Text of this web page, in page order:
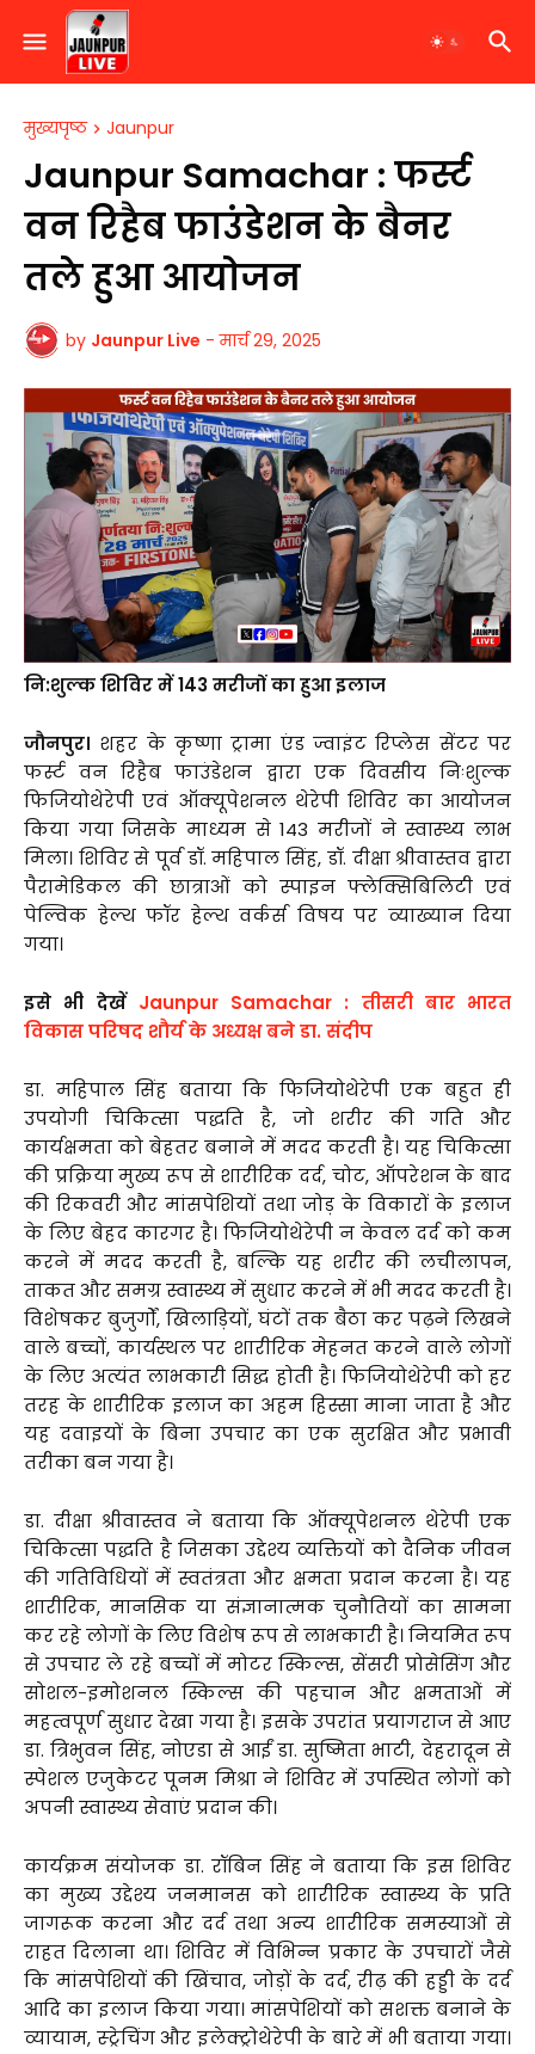
मुख्यपृष्ठ Jaunpur
Jaunpur Samachar : फर्स्ट
वन रिहैब फाउंडेशन के बैनर
तले हुआ आयोजन
by Jaunpur Live - मार्च 29, 2025
नि:शुल्क शिविर में 143 मरीजों का हुआ इलाज
जौनपुर। शहर के कृष्णा ट्रामा एंड ज्वाइंट रिप्लेस सेंटर पर
फर्स्ट वन रिहैब फाउंडेशन द्वारा एक दिवसीय निःशुल्क
फिजियोथेरेपी एवं ऑक्यूपेशनल थेरेपी शिविर का आयोजन
किया गया जिसके माध्यम से 143 मरीजों ने स्वास्थ्य लाभ
मिला। शिविर से पूर्व डॉ. महिपाल सिंह, डॉ. दीक्षा श्रीवास्तव द्वारा
पैरामेडिकल की छात्राओं को स्पाइन फ्लेक्सिबिलिटी एवं
पेल्विक हेल्थ फॉर हेल्थ वर्कर्स विषय पर व्याख्यान दिया
गया।
इसे भी देखें Jaunpur Samachar : तीसरी बार भारत
विकास परिषद शौर्य के अध्यक्ष बने डा. संदीप
डा. महिपाल सिंह बताया कि फिजियोथेरेपी एक बहुत ही
उपयोगी चिकित्सा पद्धति है, जो शरीर की गति और
कार्यक्षमता को बेहतर बनाने में मदद करती है। यह चिकित्सा
की प्रक्रिया मुख्य रूप से शारीरिक दर्द, चोट, ऑपरेशन के बाद
की रिकवरी और मांसपेशियों तथा जोड़ के विकारों के इलाज
के लिए बेहद कारगर है। फिजियोथेरेपी न केवल दर्द को कम
करने में मदद करती है, बल्कि यह शरीर की लचीलापन,
ताकत और समग्र स्वास्थ्य में सुधार करने में भी मदद करती है।
विशेषकर बुजुर्गों, खिलाड़ियों, घंटों तक बैठा कर पढ़ने लिखने
वाले बच्चों, कार्यस्थल पर शारीरिक मेहनत करने वाले लोगों
के लिए अत्यंत लाभकारी सिद्ध होती है। फिजियोथेरेपी को हर
तरह के शारीरिक इलाज का अहम हिस्सा माना जाता है और
यह दवाइयों के बिना उपचार का एक सुरक्षित और प्रभावी
तरीका बन गया है।
डा. दीक्षा श्रीवास्तव ने बताया कि ऑक्यूपेशनल थेरेपी एक
चिकित्सा पद्धति है जिसका उद्देश्य व्यक्तियों को दैनिक जीवन
की गतिविधियों में स्वतंत्रता और क्षमता प्रदान करना है। यह
शारीरिक, मानसिक या संज्ञानात्मक चुनौतियों का सामना
कर रहे लोगों के लिए विशेष रूप से लाभकारी है। नियमित रूप
से उपचार ले रहे बच्चों में मोटर स्किल्स, सेंसरी प्रोसेसिंग और
सोशल-इमोशनल स्किल्स की पहचान और क्षमताओं में
महत्वपूर्ण सुधार देखा गया है। इसके उपरांत प्रयागराज से आए
डा. त्रिभुवन सिंह, नोएडा से आईं डा. सुष्मिता भाटी, देहरादून से
स्पेशल एजुकेटर पूनम मिश्रा ने शिविर में उपस्थित लोगों को
अपनी स्वास्थ्य सेवाएं प्रदान की।
कार्यक्रम संयोजक डा. रॉबिन सिंह ने बताया कि इस शिविर
का मुख्य उद्देश्य जनमानस को शारीरिक स्वास्थ्य के प्रति
जागरूक करना और दर्द तथा अन्य शारीरिक समस्याओं से
राहत दिलाना था। शिविर में विभिन्न प्रकार के उपचारों जैसे
कि मांसपेशियों की खिंचाव, जोड़ों के दर्द, रीढ़ की हड्डी के दर्द
आदि का इलाज किया गया। मांसपेशियों को सशक्त बनाने के
व्यायाम, स्ट्रेचिंग और इलेक्ट्रोथेरेपी के बारे में भी बताया गया।